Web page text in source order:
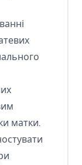
матки.